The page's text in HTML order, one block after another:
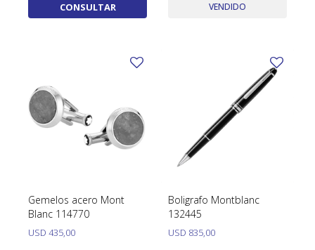
CONSULTAR VENDIDO
Gemelos acero Mont
Blanc 114770
USD 435,00
Boligrafo Montblanc
132445
USD 835,00